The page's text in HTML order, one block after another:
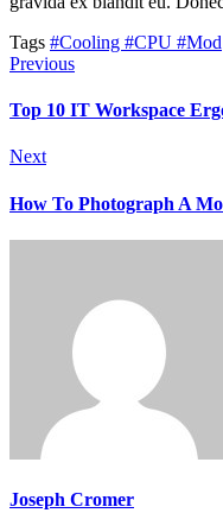
Tags #Cooling #CPU #Mod
Previous
Top 10 IT Workspace
Next
How To Photograph A
Joseph Cromer